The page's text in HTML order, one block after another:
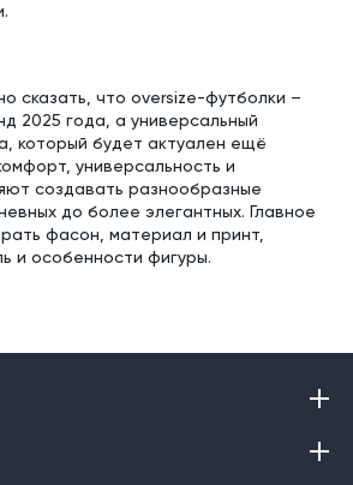
сказать, что oversize-футболки –
2025 года, а универсальный
который будет актуален ещё
универсальность и
создавать разнообразные
до более элегантных. Главное
фасон, материал и принт,
и особенности фигуры.